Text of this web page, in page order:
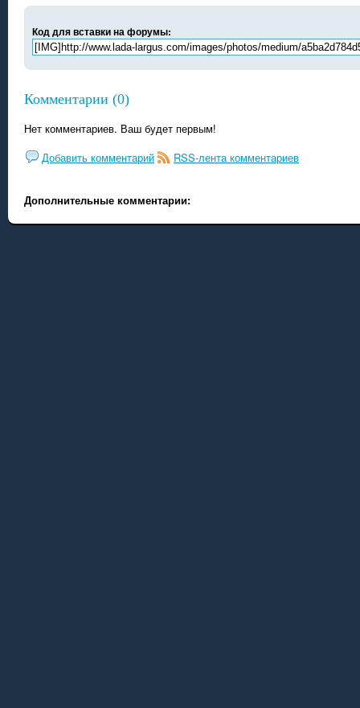
Код для вставки на форумы:
Комментарии (0)
Нет комментариев. Ваш будет первым!
Добавить комментарий
RSS-лента комментариев
Дополнительные комментарии: